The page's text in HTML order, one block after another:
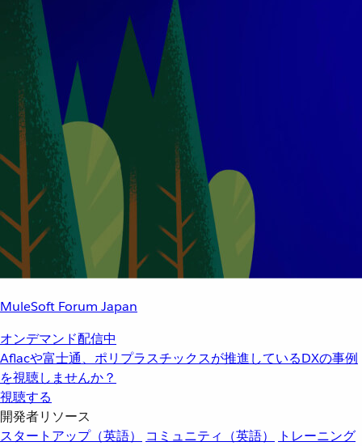
MuleSoft Forum Japan
オンデマンド配信中
Aflacや富士通、ポリプラスチックスが推進しているDXの事例
を視聴しませんか？
視聴する
開発者リソース
スタートアップ（英語）
コミュニティ（英語）
トレーニング